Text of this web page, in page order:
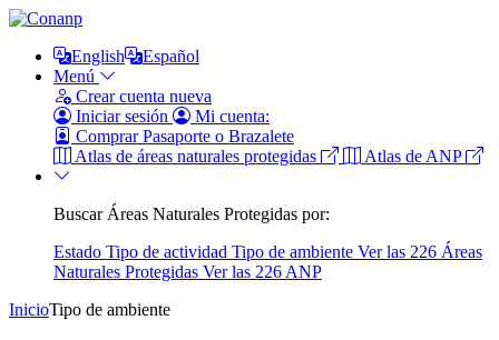
English
Español
Menú
Crear cuenta nueva
Iniciar sesión
Mi cuenta:
Comprar Pasaporte o Brazalete
Atlas de áreas naturales protegidas
Atlas de ANP
Buscar Áreas Naturales Protegidas por:
Estado Tipo de actividad Tipo de ambiente Ver las 226 Áreas
Naturales Protegidas Ver las 226 ANP
InicioTipo de ambiente